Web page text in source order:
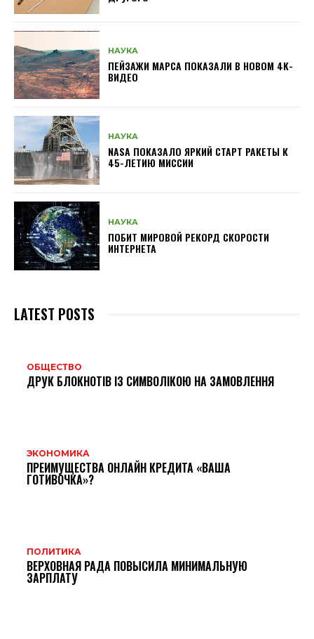
НАУКА
ПЕЙЗАЖИ МАРСА ПОКАЗАЛИ В НОВОМ 4K-
ВИДЕО
НАУКА
NASA ПОКАЗАЛО ЯРКИЙ СТАРТ РАКЕТЫ К
45-ЛЕТИЮ МИССИИ
НАУКА
ПОБИТ МИРОВОЙ РЕКОРД СКОРОСТИ
ИНТЕРНЕТА
LATEST POSTS
ОБЩЕСТВО
ДРУК БЛОКНОТІВ ІЗ СИМВОЛІКОЮ НА ЗАМОВЛЕННЯ
ЭКОНОМИКА
ПРЕИМУЩЕСТВА ОНЛАЙН КРЕДИТА «ВАША
ГОТИВОЧКА»?
ПОЛИТИКА
ВЕРХОВНАЯ РАДА ПОВЫСИЛА МИНИМАЛЬНУЮ
ЗАРПЛАТУ